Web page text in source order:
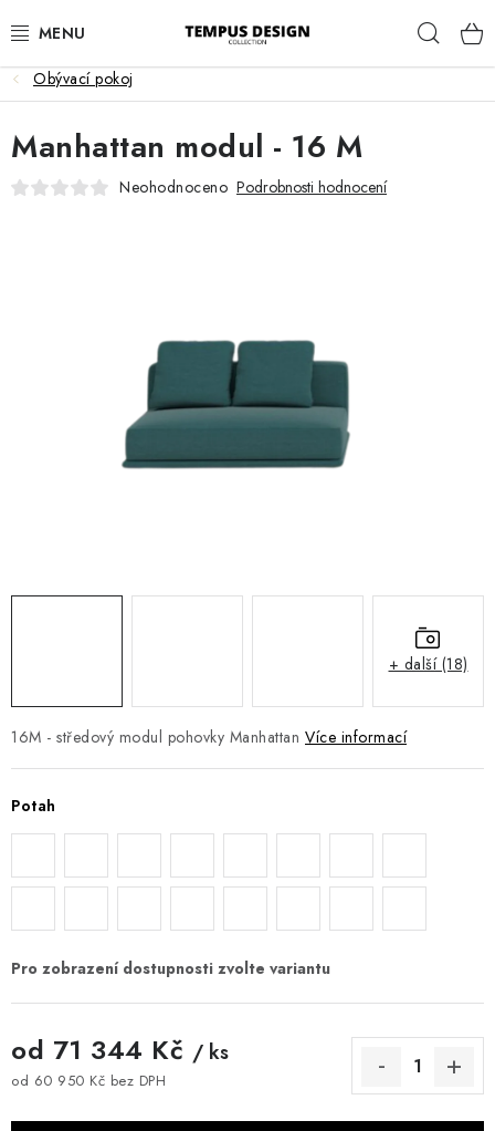
na
OBÝVACÍ POKOJ
KUCHYNĚ A JÍDELNA
Obývací pokoj
16M - středový modul pohovky Manhattan Více informací
Potah
od 71 344 Kč / ks
od 60 950 Kč bez DPH
Manhattan modul - 16 M
Neohodnoceno Podrobnosti hodnocení
+ další (18)